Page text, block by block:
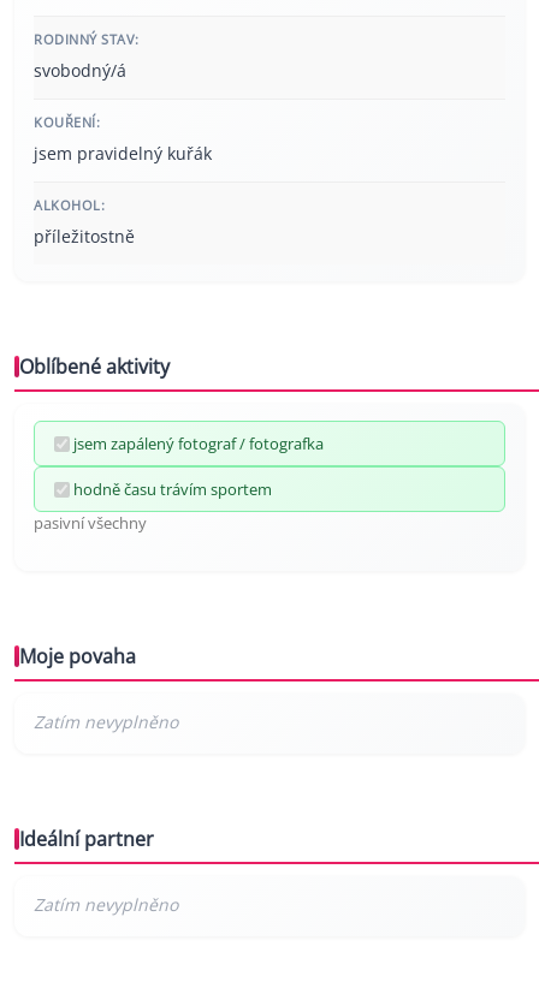
RODINNÝ STAV:
svobodný/á
KOUŘENÍ:
jsem pravidelný kuřák
ALKOHOL:
příležitostně
Oblíbené aktivity
jsem zapálený fotograf / fotografka
hodně času trávím sportem
pasivní všechny
Moje povaha
Ideální partner